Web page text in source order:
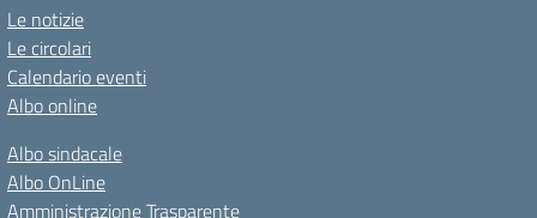
Le notizie
Le circolari
Calendario eventi
Albo online
Albo sindacale
Albo OnLine
Amministrazione Trasparente